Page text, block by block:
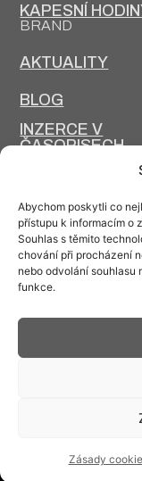
Abychom poskytli co
přístupu k informacím o
Souhlas s těmito
chování při procházení
nebo odvolání
funkce.
Zásady
KAPESNÍ
BRAND
AKTUALITY
BLOG
INZERCE V
ČASOPISECH
VÝROBNÍ
TECHNOLOGIE
ÚDRŽBA